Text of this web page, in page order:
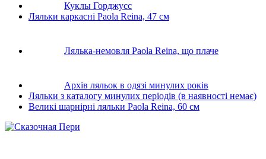
Куклы Горджусс
Ляльки каркаснi Paola Reina, 47 см
Лялька-немовля Paola Reina, що плаче
Архів ляльок в одязі минулих років
Ляльки з каталогу минулих періодів (в наявності немає)
Великi шарнiрнi ляльки Paola Reina, 60 см